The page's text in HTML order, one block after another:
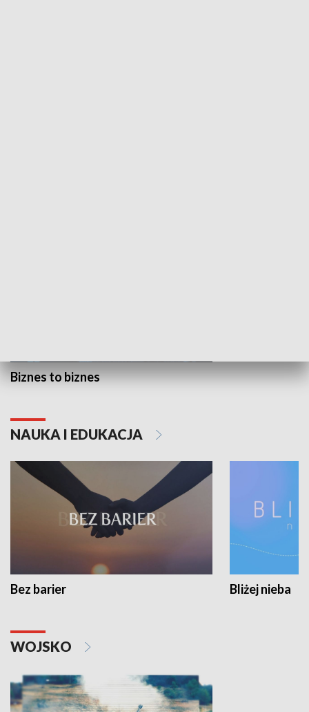
Biznes to biznes
NAUKA I EDUKACJA
Bez barier Bliżej nieba
WOJSKO